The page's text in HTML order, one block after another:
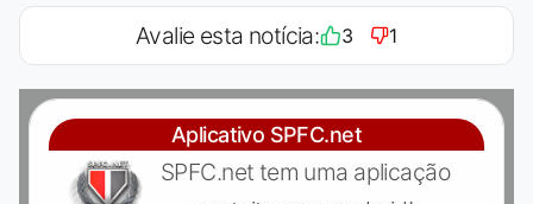
Avalie esta notícia: 3 1
Aplicativo SPFC.net
SPFC.net tem uma aplicação